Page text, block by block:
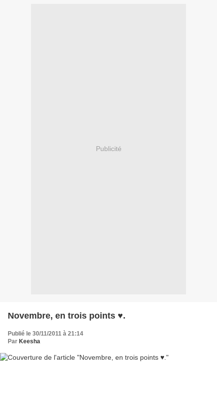
Publicité
Novembre, en trois points ♥.
Publié le 30/11/2011 à 21:14
Par Keesha